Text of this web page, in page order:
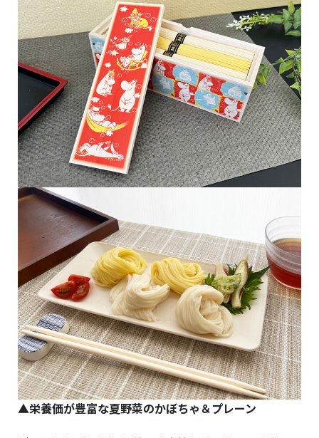
▲栄養価が豊富な夏野菜のかぼちゃ＆プレーン